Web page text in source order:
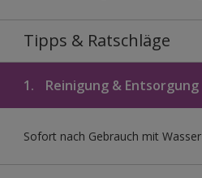
Tipps & Ratschläge
1. Reinigung & Entsorgung
Sofort nach Gebrauch mit Wasser